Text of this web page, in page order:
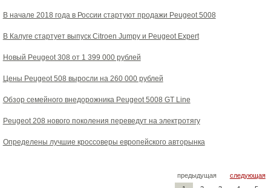
В начале 2018 года в России стартуют продажи Peugeot 5008
В Калуге стартует выпуск Citroen Jumpy и Peugeot Expert
Новый Peugeot 308 от 1 399 000 рублей
Цены Peugeot 508 выросли на 260 000 рублей
Обзор семейного внедорожника Peugeot 5008 GT Line
Peugeot 208 нового поколения переведут на электротягу
Определены лучшие кроссоверы европейского авторынка
предыдущая
следующая